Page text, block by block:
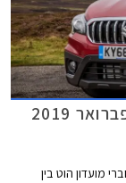
2019
מועדון הוט בין